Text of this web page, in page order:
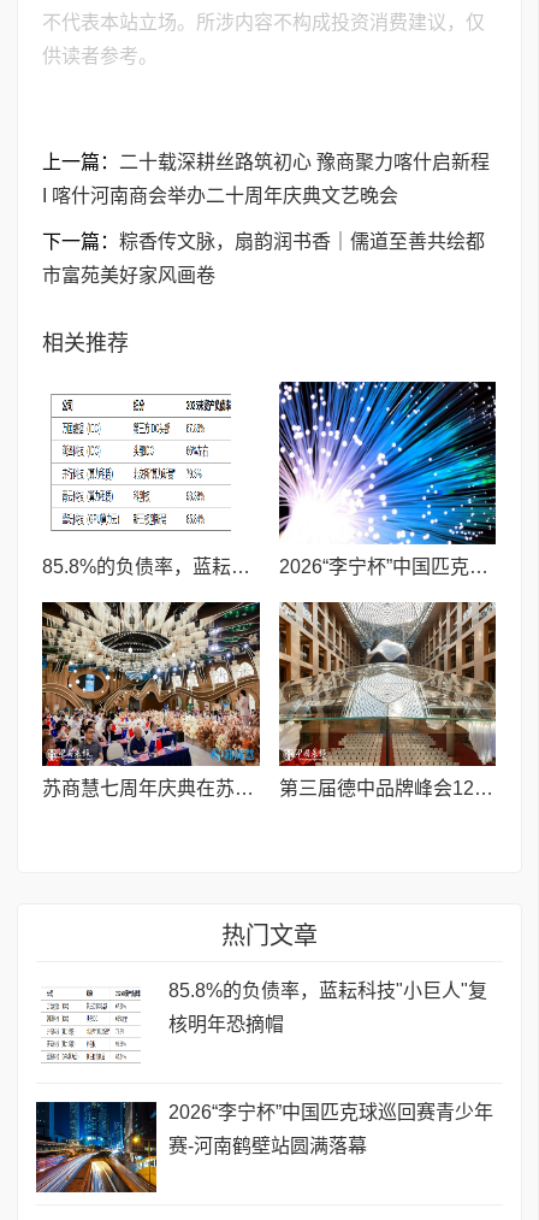
不代表本站立场。所涉内容不构成投资消费建议，仅
供读者参考。
上一篇： 二十载深耕丝路筑初心 豫商聚力喀什启新程
I 喀什河南商会举办二十周年庆典文艺晚会
下一篇： 粽香传文脉，扇韵润书香｜儒道至善共绘都
市富苑美好家风画卷
相关推荐
85.8%的负债率，蓝耘科技"小巨人"复核明年恐摘帽 2026“李宁杯”中国匹克球巡回赛青少年赛-河南鹤壁站圆满落幕
苏商慧七周年庆典在苏州隆重举行 七大联创共启发展新篇章 第三届德中品牌峰会12月将在柏林举办，聚焦人工智能时代品牌全球化发展
热门文章
85.8%的负债率，蓝耘科技"小巨人"复
核明年恐摘帽
2026“李宁杯”中国匹克球巡回赛青少年
赛-河南鹤壁站圆满落幕